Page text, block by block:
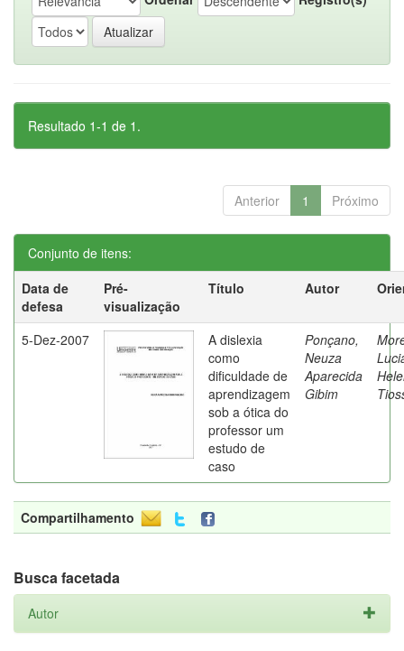
Resultado 1-1 de 1.
Anterior 1 Próximo
Conjunto de itens:
Data de
defesa
Pré-
visualização
Título Autor
5-Dez-2007
A dislexia
como
dificuldade de
aprendizagem
sob a ótica do
professor um
estudo de
caso
Ponçano,
Neuza
Aparecida
Gibim
Compartilhamento
Busca facetada
Autor